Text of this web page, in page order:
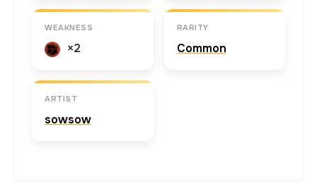
WEAKNESS
×2
RARITY
Common
ARTIST
sowsow